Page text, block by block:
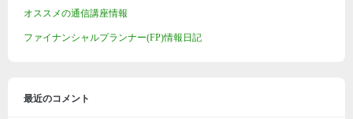
オススメの通信講座情報
ファイナンシャルプランナー(FP)情報日記
最近のコメント